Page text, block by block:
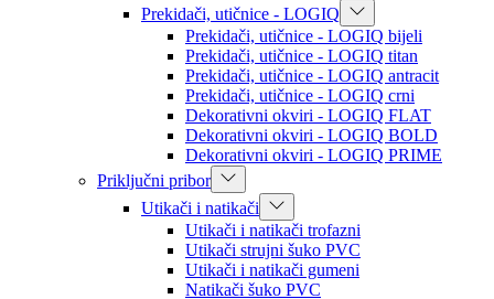
Prekidači, utičnice - LOGIQ
Prekidači, utičnice - LOGIQ bijeli
Prekidači, utičnice - LOGIQ titan
Prekidači, utičnice - LOGIQ antracit
Prekidači, utičnice - LOGIQ crni
Dekorativni okviri - LOGIQ FLAT
Dekorativni okviri - LOGIQ BOLD
Dekorativni okviri - LOGIQ PRIME
Priključni pribor
Utikači i natikači
Utikači i natikači trofazni
Utikači strujni šuko PVC
Utikači i natikači gumeni
Natikači šuko PVC